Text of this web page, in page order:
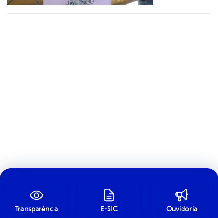
Transparência E-SIC Ouvidoria